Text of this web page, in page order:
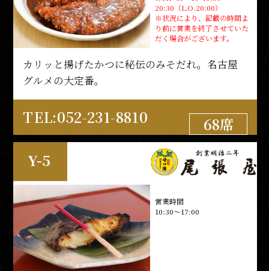
20:30（L.O.20:00）
※状況により、記載の時間よ
り前に営業を終了させていた
だく場合がございます。
カリッと揚げたかつに秘伝のみそだれ。名古屋
グルメの大定番。
TEL:052-231-8810
68席
Y-5
営業時間
10:30～17:00
濃厚豚骨魚介のスープと添加物不使用の自家製
麺。
TEL:052-212-7375
19席
M-3
17:00～23:00（L.O.22:00）